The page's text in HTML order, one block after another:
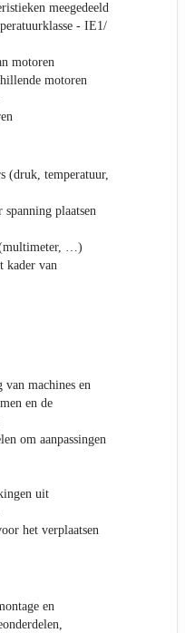
meegedeeld
- IE1/
motoren
motoren
(druk, temperatuur,
spanning plaatsen
(multimeter, …)
kader van
van machines en
en de
om aanpassingen
uit
het verplaatsen
en